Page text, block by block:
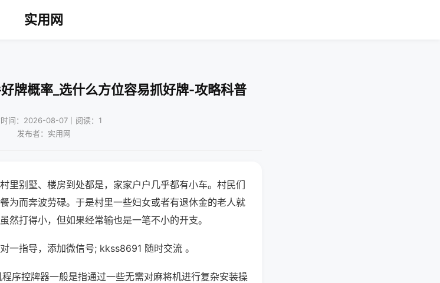
实用网
牌概率_选什么方位容易抓好牌-攻略科普
间：2026-08-07｜阅读：1
发布者：实用网
里别墅、楼房到处都是，家家户户几乎都有小车。村民们
为而奔波劳碌。于是村里一些妇女或者有退休金的老人就
然打得小，但如果经常输也是一笔不小的开支。
一指导，添加微信号; kkss8691 随时交流 。
序控牌器一般是指通过一些无需对麻将机进行复杂安装操